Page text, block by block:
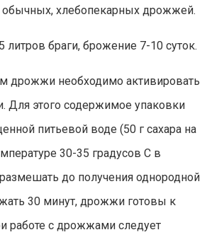
обычных, хлебопекарных дрожжей.
литров браги, брожение 7-10 суток.
дрожжи необходимо активировать
Для этого содержимое упаковки
питьевой воде (50 г сахара на
30-35 градусов С в
до получения однородной
30 минут, дрожжи готовы к
работе с дрожжами следует